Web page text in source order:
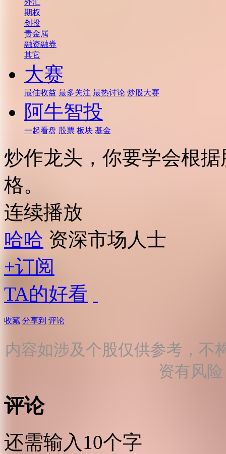
外汇
期权
创投
贵金属
融资融券
其它
大赛
最佳收益 最多关注 最热讨论 炒股大赛
阿牛智投
一起看盘 股票 板块 基金
炒作龙头，你要学会根
格。
连续播放
哈哈 资深市场人士
+订阅
TA的好看
收藏 分享到 评论
内容如涉及个股仅供参考，不
资有风
评论
还需输入10个字